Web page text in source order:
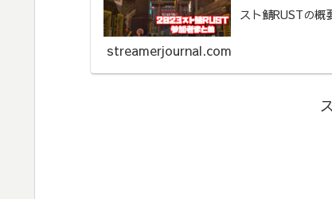
スト鯖RUSTの概
streamerjournal.com